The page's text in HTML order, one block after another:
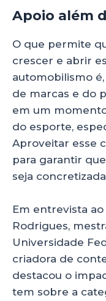
Apoio além
O que permite
crescer e abrir
automobilismo
de marcas e do
em um
do esporte,
Aproveitar esse
para garantir
seja
Em entrevista ao
Rodrigues,
Universidade
criadora de
destacou o
tem sobre a